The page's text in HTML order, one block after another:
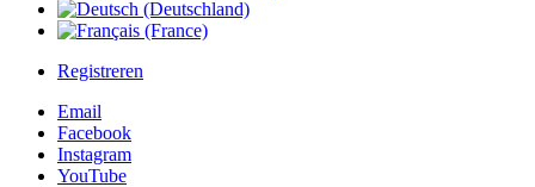
Registreren
Email
Facebook
Instagram
YouTube